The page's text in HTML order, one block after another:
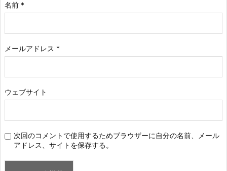
名前 *
メールアドレス *
ウェブサイト
次回のコメントで使用するためブラウザーに自分の名前、メール
アドレス、サイトを保存する。